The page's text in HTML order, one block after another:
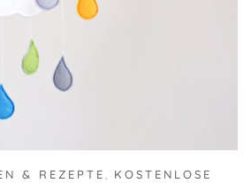
& REZEPTE
KOSTENLOSE